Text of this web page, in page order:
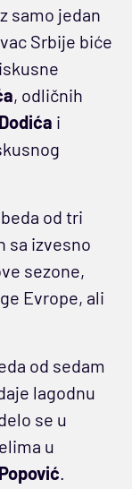
samo jedan
Srbije biće
, odličnih
i
od tri
sa izvesno
sezone,
Evrope, ali
od sedam
lagodnu
se u
u
.